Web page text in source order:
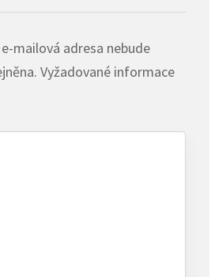
e-mailová adresa nebude
Vyžadované informace